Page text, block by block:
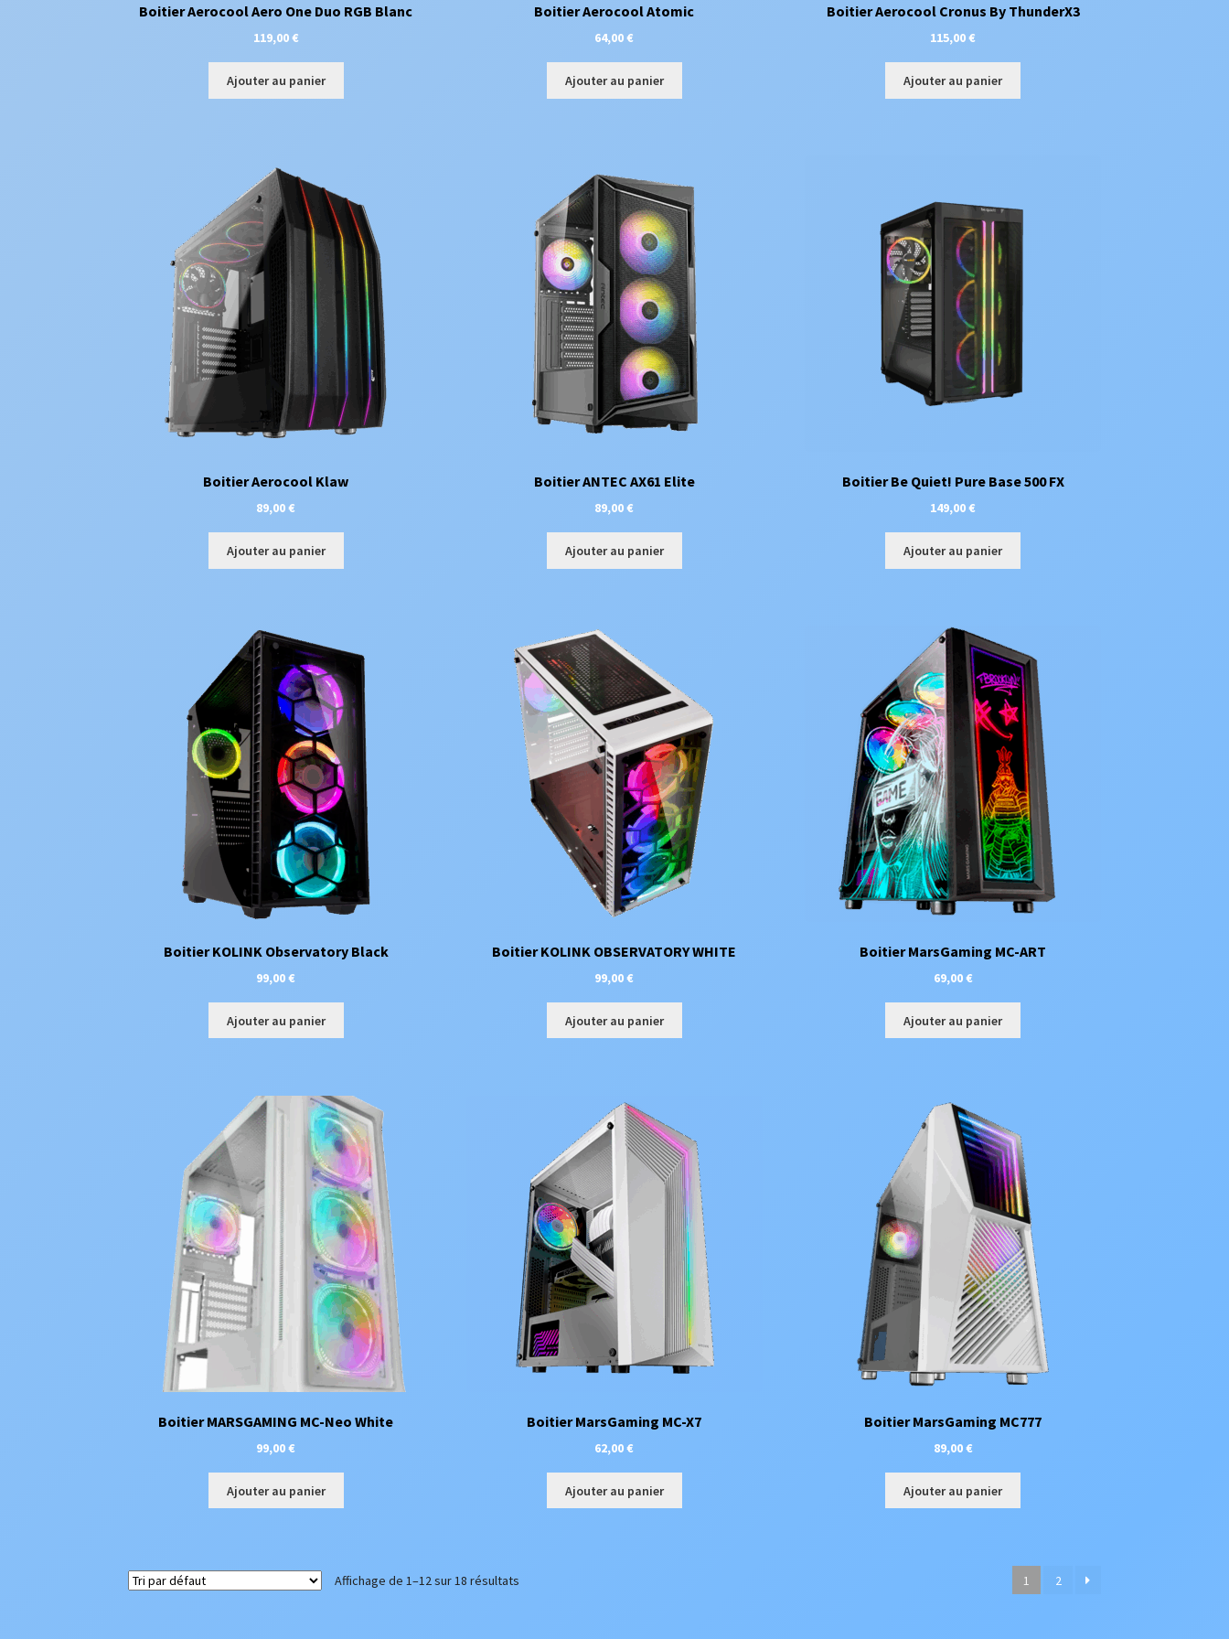
Boitier Aerocool Aero One Duo RGB Blanc
119,00€
Ajouter au panier
Boitier Aerocool Atomic
64,00€
Ajouter au panier
Boitier Aerocool Cronus By ThunderX3
115,00€
Ajouter au panier
Boitier Aerocool Klaw
89,00€
Ajouter au panier
Boitier ANTEC AX61 Elite
89,00€
Ajouter au panier
Boitier Be Quiet! Pure Base 500 FX
149,00€
Ajouter au panier
Boitier KOLINK Observatory Black
99,00€
Ajouter au panier
Boitier KOLINK OBSERVATORY WHITE
99,00€
Ajouter au panier
Boitier MarsGaming MC-ART
69,00€
Ajouter au panier
Boitier MARSGAMING MC-Neo White
99,00€
Ajouter au panier
Boitier MarsGaming MC-X7
62,00€
Ajouter au panier
Boitier MarsGaming MC777
89,00€
Ajouter au panier
Affichage de 1–12 sur 18 résultats 1 2